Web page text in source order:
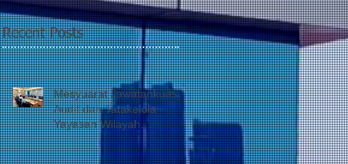
Recent Posts
Mesyuarat Jawatankuasa
Audit dan Tatakelola
Yayasan Wilayah
Persekutuan (JATK)